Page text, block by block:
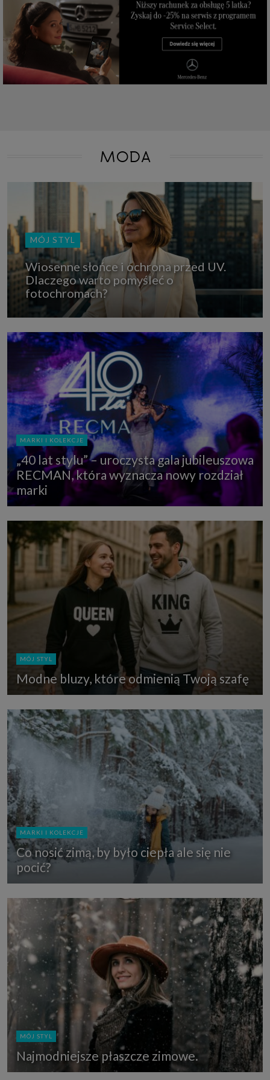
które przeglądarka wysyła do serwera przy każdorazowym wejściu na
stronę z tego urządzenia, podczas gdy odwiedzasz strony w Internecie.
Szczegółową informację na temat plików cookie i ich funkcjonowania
znajdzieszpod tym linkiem. Pod tym linkiem znajdziesz także informację
o tym jak zmienić ustawienia przeglądarki, aby ograniczyć lub wyłączyć
funkcjonowanie plików cookies itp. oraz jak usunąć takie pliki z Twojego
Twoje uprawnienia
2. Masz również prawo żądania dostępu do Twoich danych osobowych, ich
sprostowania, usunięcia lub ograniczenia przetwarzania, prawo do
oraz prawo do wniesienia skargi do organu nadzorczego, którym w Polsce
jest Prezes Urzędu Ochrony Danych Osobowych.
Pod tym adresem
znajdziesz dodatkowe informacje dotyczące przetwarzania danych i
MODA
MÓJ STYL
Wiosenne słońce i ochrona przed UV.
Dlaczego warto pomyśleć o
fotochromach?
MARKI I KOLEKCJE
„40 lat stylu” – uroczysta gala jubileuszowa
RECMAN, która wyznacza nowy rozdział
marki
MÓJ STYL
Modne bluzy, które odmienią Twoją szafę
MARKI I KOLEKCJE
Co nosić zimą, by było ciepła ale się nie
pocić?
MÓJ STYL
Najmodniejsze płaszcze zimowe.